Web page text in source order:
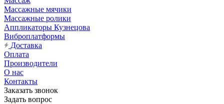
Массажные мячики
Массажные ролики
Аппликаторы Кузнецова
Виброплатформы
Доставка
Оплата
Производители
О нас
Контакты
Заказать звонок
Задать вопрос